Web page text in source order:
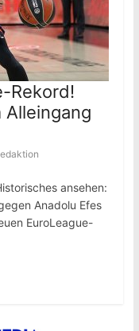
Rekord!
Alleingang
ansehen:
Anadolu Efes
EuroLeague-